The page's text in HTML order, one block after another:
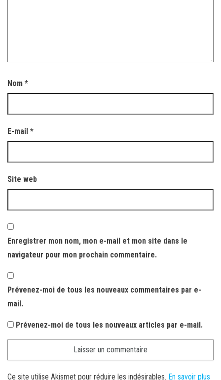
Nom *
E-mail *
Site web
Enregistrer mon nom, mon e-mail et mon site dans le
navigateur pour mon prochain commentaire.
Prévenez-moi de tous les nouveaux commentaires par e-
mail.
Prévenez-moi de tous les nouveaux articles par e-mail.
Ce site utilise Akismet pour réduire les indésirables. En savoir plus